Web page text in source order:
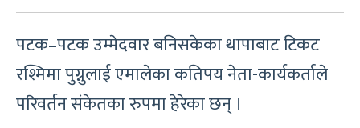
पटक–पटक उम्मेदवार बनिसकेका थापाबाट टिकट
रश्मिमा पुग्नुलाई एमालेका कतिपय नेता-कार्यकर्ताले
परिवर्तन संकेतका रुपमा हेरेका छन् ।